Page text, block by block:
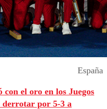
España
con el oro en los Juegos
derrotar por 5-3 a